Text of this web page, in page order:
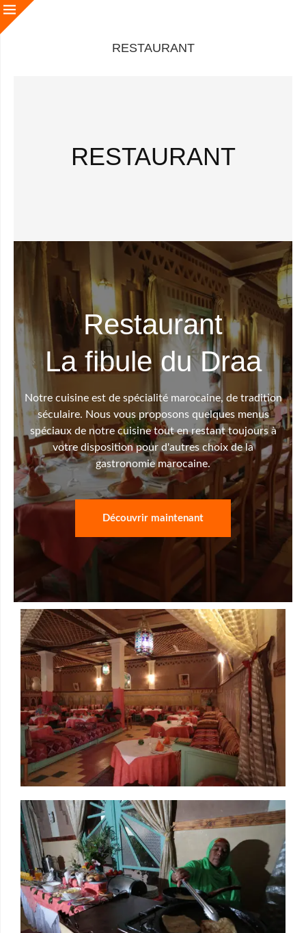
RESTAURANT
RESTAURANT
Restaurant
La fibule du Draa
Notre cuisine est de spécialité marocaine, de tradition
séculaire. Nous vous proposons quelques menus
spéciaux de notre cuisine tout en restant toujours à
votre disposition pour d'autres choix de la
gastronomie marocaine.
Découvrir maintenant